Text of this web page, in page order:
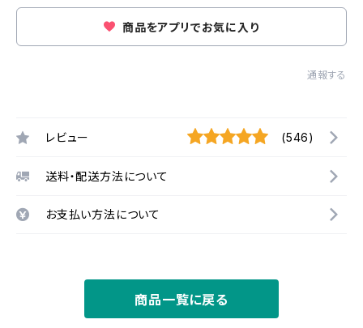
商品をアプリでお気に入り
通報する
レビュー (546)
送料・配送方法について
お支払い方法について
商品一覧に戻る